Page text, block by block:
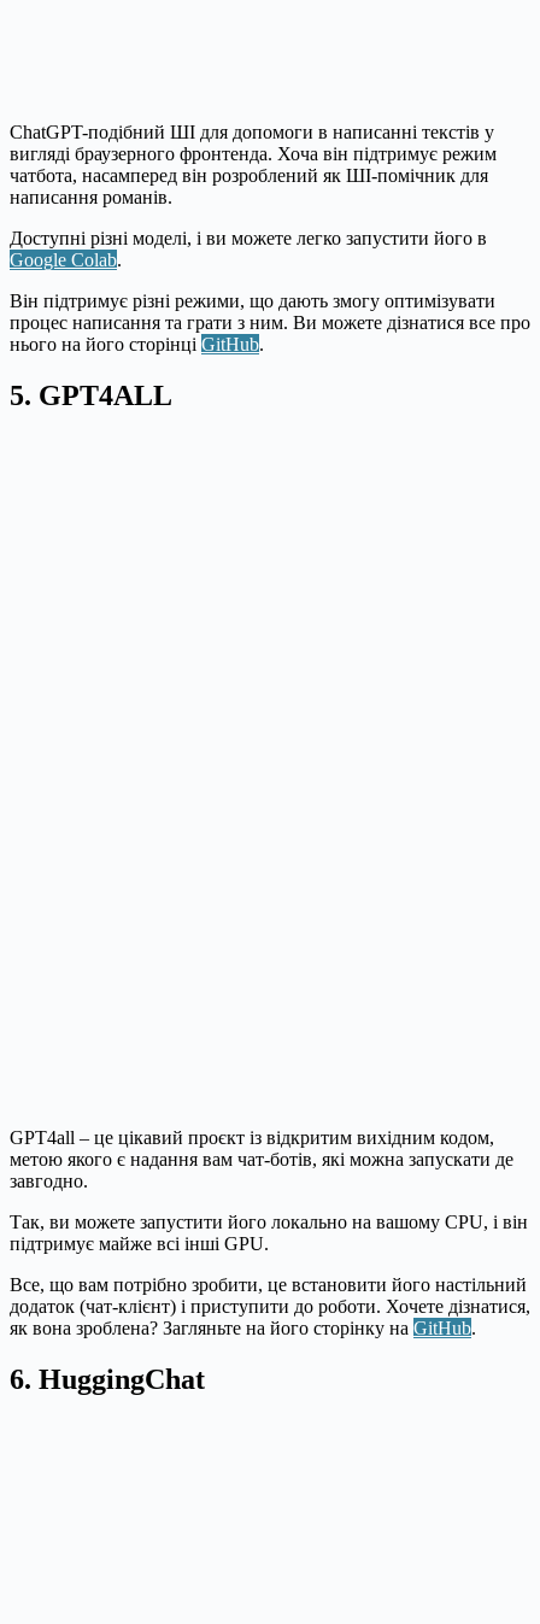
ChatGPT-подібний ШІ для допомоги в написанні текстів у
вигляді браузерного фронтенда. Хоча він підтримує режим
чатбота, насамперед він розроблений як ШІ-помічник для
написання романів.
Доступні різні моделі, і ви можете легко запустити його в
Google Colab.
Він підтримує різні режими, що дають змогу оптимізувати
процес написання та грати з ним. Ви можете дізнатися все про
нього на його сторінці GitHub.
5. GPT4ALL
GPT4all – це цікавий проєкт із відкритим вихідним кодом,
метою якого є надання вам чат-ботів, які можна запускати де
завгодно.
Так, ви можете запустити його локально на вашому CPU, і він
підтримує майже всі інші GPU.
Все, що вам потрібно зробити, це встановити його настільний
додаток (чат-клієнт) і приступити до роботи. Хочете дізнатися,
як вона зроблена? Загляньте на його сторінку на GitHub.
6. HuggingChat